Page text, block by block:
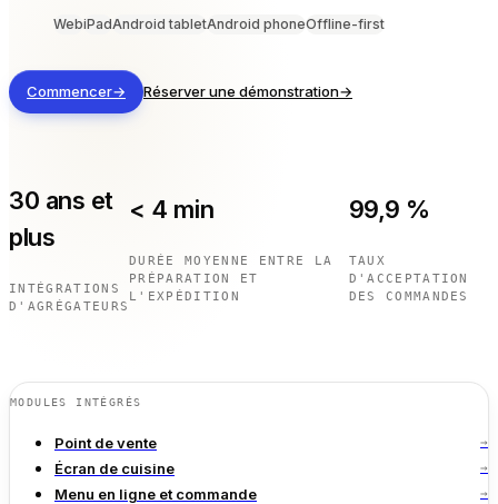
Tableview ou Lightspeed
RESSOURCES
Calculatrices gratuites
Mises à jour des produits
Sécurité des données
COMMENCER
Contact
Carrières
WebiPadAndroid tabletAndroid phoneOffline-first
Commencer→ Réserver une démonstration→
30 ans et
plus
INTÉGRATIONS
D'AGRÉGATEURS
< 4 min
DURÉE MOYENNE ENTRE LA
PRÉPARATION ET
L'EXPÉDITION
99,9 %
TAUX
D'ACCEPTATION
DES COMMANDES
MODULES INTÉGRÉS
Point de vente →
Écran de cuisine →
Menu en ligne et commande →